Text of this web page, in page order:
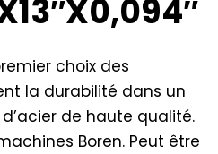
choix des
la durabilité dans un
de haute qualité.
Boren. Peut être